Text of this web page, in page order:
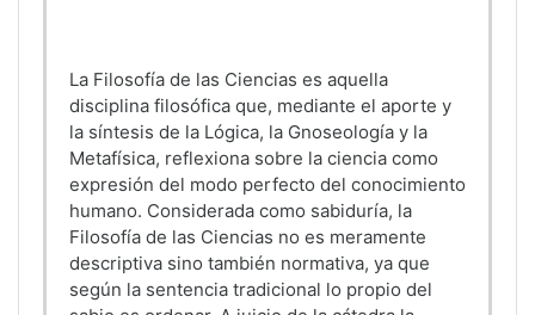
La Filosofía de las Ciencias es aquella
disciplina filosófica que, mediante el aporte y
la síntesis de la Lógica, la Gnoseología y la
Metafísica, reflexiona sobre la ciencia como
expresión del modo perfecto del conocimiento
humano. Considerada como sabiduría, la
Filosofía de las Ciencias no es meramente
descriptiva sino también normativa, ya que
según la sentencia tradicional lo propio del